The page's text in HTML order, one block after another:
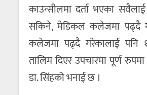
काउन्सीलमा दर्ता भएका
सकिने, मेडिकल कलेजमा पढ्दै
कलेजमा पढ्दै गरेकालाई पनि
तालिम दिएर उपचारमा पूर्ण
डा. सिंहको भनाई छ ।